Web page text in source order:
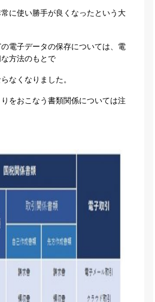
に使い勝手が良くなったという大
電子データの保存については、電
方法のもとで
なくなりました。
をおこなう書類関係については注